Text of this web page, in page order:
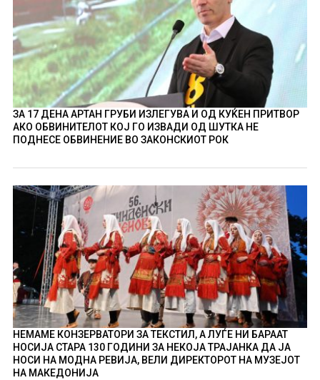
ЗА 17 ДЕНА АРТАН ГРУБИ ИЗЛЕГУВА И ОД КУЌЕН ПРИТВОР
АКО ОБВИНИТЕЛОТ КОЈ ГО ИЗВАДИ ОД ШУТКА НЕ
ПОДНЕСЕ ОБВИНЕНИЕ ВО ЗАКОНСКИОТ РОК
НЕМАМЕ КОНЗЕРВАТОРИ ЗА ТЕКСТИЛ, А ЛУЃЕ НИ БАРААТ
НОСИЈА СТАРА 130 ГОДИНИ ЗА НЕКОЈА ТРАЈАНКА ДА ЈА
НОСИ НА МОДНА РЕВИЈА, ВЕЛИ ДИРЕКТОРОТ НА МУЗЕЈОТ
НА МАКЕДОНИЈА